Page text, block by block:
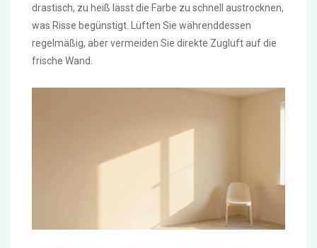
drastisch, zu heiß lässt die Farbe zu schnell austrocknen,
was Risse begünstigt. Lüften Sie währenddessen
regelmäßig, aber vermeiden Sie direkte Zugluft auf die
frische Wand.